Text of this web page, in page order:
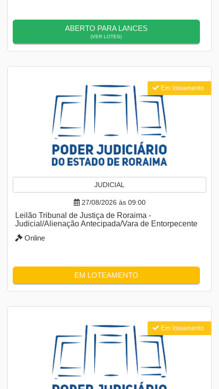
ABERTO PARA LANCES
(VER LOTES)
JUDICIAL
27/08/2026 às 09:00
Leilão Tribunal de Justiça de Roraima -
Judicial/Alienação Antecipada/Vara de Entorpecente
Online
EM LOTEAMENTO
Em loteamento
Em loteamento